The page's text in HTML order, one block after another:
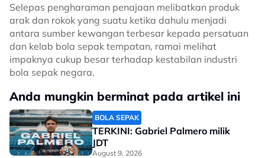
Selepas pengharaman penajaan melibatkan produk
arak dan rokok yang suatu ketika dahulu menjadi
antara sumber kewangan terbesar kepada persatuan
dan kelab bola sepak tempatan, ramai melihat
impaknya cukup besar terhadap kestabilan industri
bola sepak negara.
Anda mungkin berminat pada artikel ini
BOLA SEPAK
TERKINI: Gabriel Palmero milik
JDT
August 9, 2026